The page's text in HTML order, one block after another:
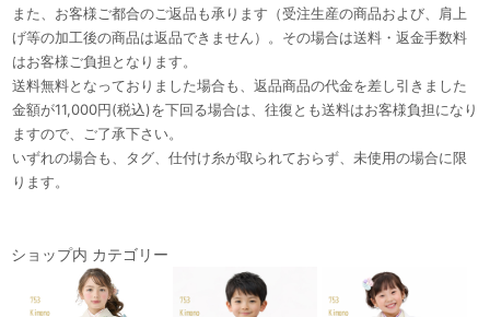
また、お客様ご都合のご返品も承ります（受注生産の商品および、肩上
げ等の加工後の商品は返品できません）。その場合は送料・返金手数料
はお客様ご負担となります。
送料無料となっておりました場合も、返品商品の代金を差し引きました
金額が11,000円(税込)を下回る場合は、往復とも送料はお客様負担になり
ますので、ご了承下さい。
いずれの場合も、タグ、仕付け糸が取られておらず、未使用の場合に限
ります。
ショップ内 カテゴリー